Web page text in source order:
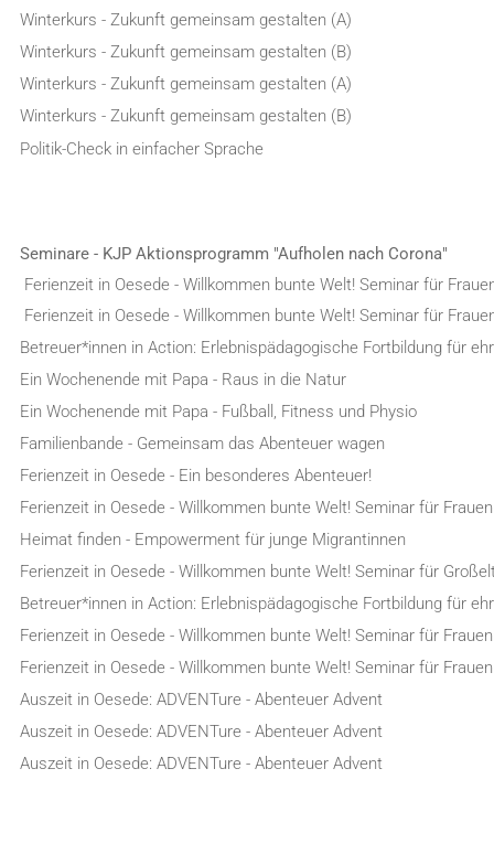
Winterkurs - Zukunft gemeinsam gestalten (A)
Winterkurs - Zukunft gemeinsam gestalten (B)
Winterkurs - Zukunft gemeinsam gestalten (A)
Winterkurs - Zukunft gemeinsam gestalten (B)
Politik-Check in einfacher Sprache
Seminare - KJP Aktionsprogramm "Aufholen nach Corona"
Ferienzeit in Oesede - Willkommen bunte Welt! Seminar für
Ferienzeit in Oesede - Willkommen bunte Welt! Seminar für
Betreuer*innen in Action: Erlebnispädagogische Fortbildung für
Ein Wochenende mit Papa - Raus in die Natur
Ein Wochenende mit Papa - Fußball, Fitness und Physio
Familienbande - Gemeinsam das Abenteuer wagen
Ferienzeit in Oesede - Ein besonderes Abenteuer!
Ferienzeit in Oesede - Willkommen bunte Welt! Seminar für
Heimat finden - Empowerment für junge Migrantinnen
Ferienzeit in Oesede - Willkommen bunte Welt! Seminar für
Betreuer*innen in Action: Erlebnispädagogische Fortbildung für
Ferienzeit in Oesede - Willkommen bunte Welt! Seminar für
Ferienzeit in Oesede - Willkommen bunte Welt! Seminar für
Auszeit in Oesede: ADVENTure - Abenteuer Advent
Auszeit in Oesede: ADVENTure - Abenteuer Advent
Auszeit in Oesede: ADVENTure - Abenteuer Advent